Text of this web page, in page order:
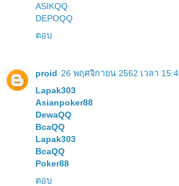
ASIKQQ
DEPOQQ
ตอบ
proid 26 พฤศจิกายน 2562 เวลา
Lapak303
Asianpoker88
DewaQQ
BcaQQ
Lapak303
BcaQQ
Poker88
ตอบ